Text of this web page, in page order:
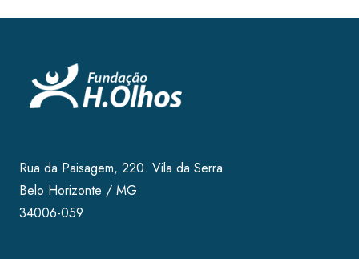
Rua da Paisagem, 220. Vila da Serra
Belo Horizonte / MG
34006-059